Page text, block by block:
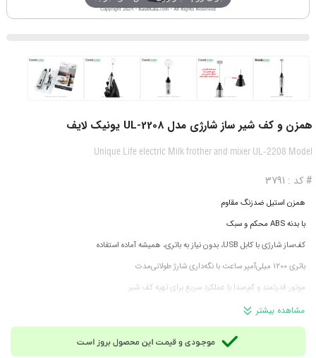
همزن و کف شیر ساز شارژی مدل UL-2208 یونیک لایف
Unique Life electric Milk frother and mixer UL-2208 Model
# کد : 3791
همزن استیل ضدزنگ مقاوم
با بدنه ABS محکم و سبک
کف‌ساز شارژی با کابل USB، بدون نیاز به باتری، همیشه آماده استفاده
باتری 1200 میلی‌آمپر ساعت با نگه‌داری شارژ طولانی‌مدت
موتور قدرتمند و کم‌صدا با عملکرد سریع برای تهیه کف شیر
دو سطح سرعت قابل تنظیم، با دوبار فشردن دکمه On سرعت بیشتر خواهد شد.
دارای دو سری کاربردی: سری مخلوط‌کن و سری کف‌ساز شیر
عملکرد ظریف و دقیق برای مصارف خانگی و نیمه حرفه‌ای
مشاهده بیشتر